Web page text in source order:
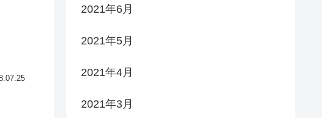
2021年6月
2021年5月
2021年4月
2021年3月